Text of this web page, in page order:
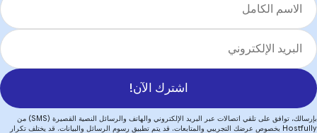
اشترك الآن!
بإرسالك، توافق على تلقي اتصالات عبر البريد الإلكتروني والهاتف والرسائل النصية القصيرة (SMS) من
Hostfully بخصوص عرضك التجريبي والمتابعات. قد يتم تطبيق رسوم الرسائل والبيانات. قد يختلف تكرار